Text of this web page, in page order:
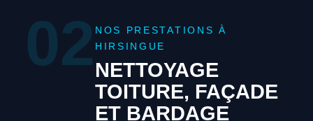
02 NOS PRESTATIONS À
HIRSINGUE
NETTOYAGE
TOITURE, FAÇADE
ET BARDAGE